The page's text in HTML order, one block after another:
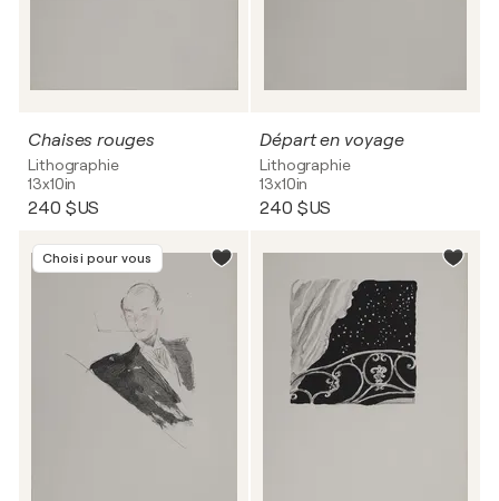
Chaises rouges
Lithographie
13x10in
240 $US
Départ en voyage
Lithographie
13x10in
240 $US
Choisi pour vous